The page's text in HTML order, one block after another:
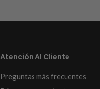
Atención Al Cliente
Preguntas más frecuentes